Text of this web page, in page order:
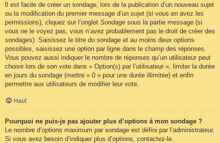
Il est facile de créer un sondage, lors de la publication d’un nouveau sujet
ou la modification du premier message d’un sujet (si vous en avez les
permissions), cliquez sur l’onglet Sondage sous la partie message (si
vous ne le voyez pas, vous n’avez probablement pas le droit de créer des
sondages). Saisissez le titre du sondage et au moins deux options
possibles, saisissez une option par ligne dans le champ des réponses.
Vous pouvez aussi indiquer le nombre de réponses qu’un utilisateur peut
choisir lors de son vote dans « Option(s) par l’utilisateur », limiter la durée
en jours du sondage (mettre « 0 » pour une durée illimitée) et enfin
permettre aux utilisateurs de modifier leur vote.
Haut
Pourquoi ne puis-je pas ajouter plus d’options à mon sondage ?
Le nombre d’options maximum par sondage est défini par l’administrateur.
Si vous avez besoin d’indiquer plus d’options, contactez-le.